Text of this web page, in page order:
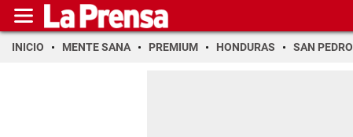
INICIO MENTE SANA PREMIUM HONDURAS SAN PEDRO